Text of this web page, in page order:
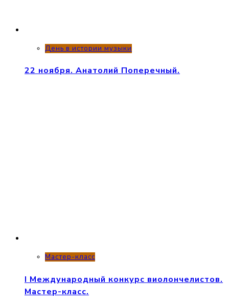
День в истории музыки
22 ноября. Анатолий Поперечный.
Мастер-класс
I Международный конкурс виолончелистов.
Мастер-класс.